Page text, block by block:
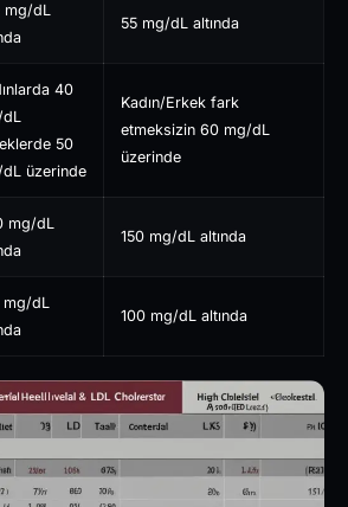
mg/dL
55 mg/dL altında
40
dL
50
üzerinde
Kadın/Erkek fark
etmeksizin 60 mg/dL
üzerinde
mg/dL
150 mg/dL altında
mg/dL
100 mg/dL altında